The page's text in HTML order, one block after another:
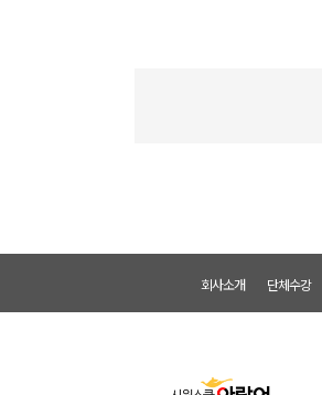
회사소개 단체수강